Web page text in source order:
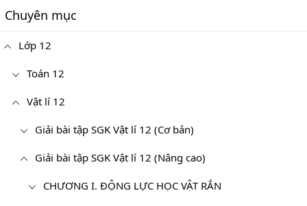
Chuyên mục
Lớp 12
Toán 12
Vật lí 12
Giải bài tập SGK Vật lí 12 (Cơ bản)
Giải bài tập SGK Vật lí 12 (Nâng cao)
CHƯƠNG I. ĐỘNG LỰC HỌC VẬT RẮN